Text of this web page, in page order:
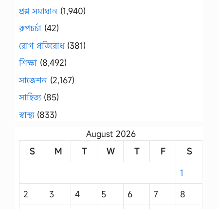
প্রশ্ন সমাধান (1,940)
রূপচর্চা (42)
রোগ প্রতিরোধ(381)
শিক্ষা (8,492)
সাজেশন (2,167)
সাহিত্য(85)
স্বাস্থ্য(833)
August 2026
S
M T W T F
S
1
2
3 4 5 6 7
8